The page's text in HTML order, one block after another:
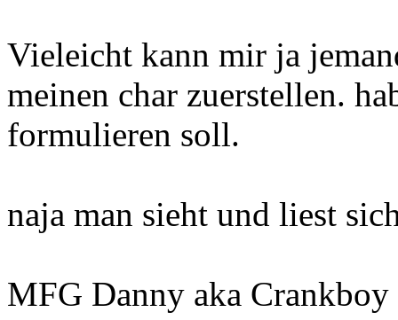
Vieleicht kann mir ja
meinen char zuerstellen.
formulieren soll.
naja man sieht und liest
MFG Danny aka Crankboy